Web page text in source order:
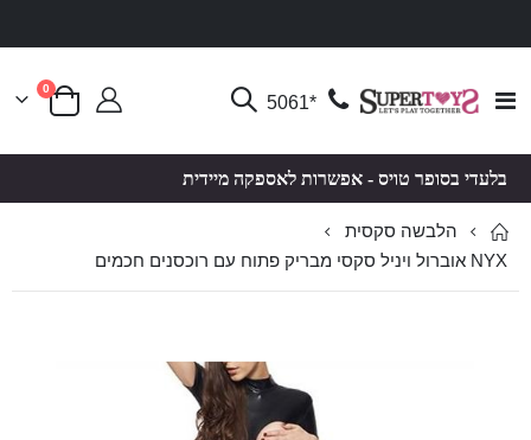
Toggle
*5061 סל קניות
0פריטים
בלעדי בסופר טויס - אפשרות לאספקה מיידית
הלבשה סקסית
NYX אוברול ויניל סקסי מבריק פתוח עם רוכסנים חכמים